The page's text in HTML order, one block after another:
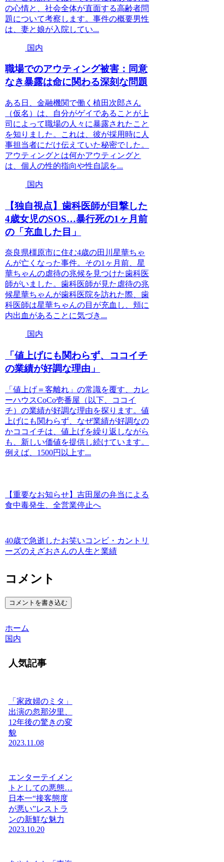
の心情と、社会全体が直面する高齢者問
題について考察します。事件の概要男性
は、妻と娘が入院してい...
国内
職場でのアウティング被害：同意
なき暴露は命に関わる深刻な問題
ある日、金融機関で働く植田次郎さん
（仮名）は、自分がゲイであることが上
司によって職場の人々に暴露されたこと
を知りました。これは、彼が採用時に人
事担当者にだけ伝えていた秘密でした。
アウティングとは何かアウティングと
は、個人の性的指向や性自認を...
国内
【独自視点】歯科医師が目撃した
4歳女児のSOS…暴行死の1ヶ月前
の「充血した目」
奈良県橿原市に住む4歳の田川星華ちゃ
んが亡くなった事件。その1ヶ月前、星
華ちゃんの虐待の兆候を見つけた歯科医
師がいました。歯科医師が見た虐待の兆
候星華ちゃんが歯科医院を訪れた際、歯
科医師は星華ちゃんの目が充血し、頬に
内出血があることに気づき...
国内
「値上げにも関わらず、ココイチ
の業績が好調な理由」
「値上げ＝客離れ」の常識を覆す、カレ
ーハウスCoCo壱番屋（以下、ココイ
チ）の業績が好調な理由を探ります。値
上げにも関わらず、なぜ業績が好調なの
かココイチは、値上げを繰り返しながら
も、新しい価値を提供し続けています。
例えば、1500円以上す...
【重要なお知らせ】吉田屋の弁当による
食中毒発生、全営業停止へ
40歳で急逝したお笑いコンビ・カントリ
ーズのえざおさんの人生と業績
コメント
コメントを書き込む
ホーム
国内
人気記事
「家政婦のミタ」
出演の忽那汐里、
12年後の驚きの変
貌
2023.11.08
エンターテイメン
トとしての悪態…
日本一“接客態度
が悪い”レストラ
ンの新鮮な魅力
2023.10.20